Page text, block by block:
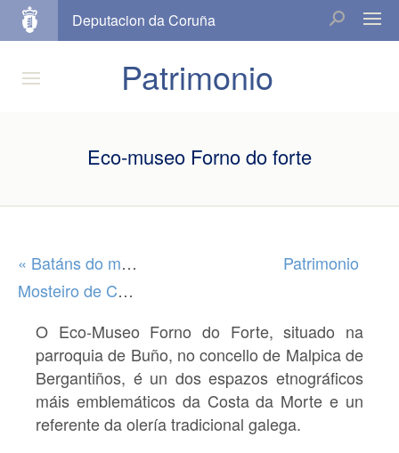
Deputacion da Coruña
Patrimonio
Eco-museo Forno do forte
« Batáns do mosquetín
Patrimonio
Mosteiro de Caaveiro (A Capela) »
O Eco-Museo Forno do Forte, situado na
parroquia de Buño, no concello de Malpica de
Bergantiños, é un dos espazos etnográficos
máis emblemáticos da Costa da Morte e un
referente da olería tradicional galega.